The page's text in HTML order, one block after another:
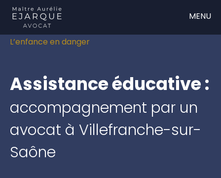
MENU
Accueil>Droit de la famille
L’enfance en danger
Assistance éducative :
accompagnement par un
avocat à Villefranche-sur-
Saône